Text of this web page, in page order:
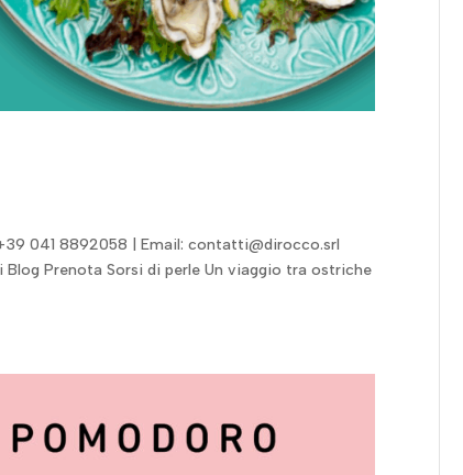
041 8892058 | Email: contatti@dirocco.srl
Prenota Sorsi di perle Un viaggio tra ostriche